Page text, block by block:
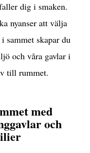
dig i smaken.
nyanser att välja
sammet skapar du
och våra gavlar i
till rummet.
med
och